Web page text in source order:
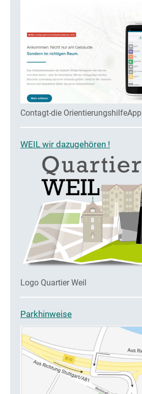
Contagt-die OrientierungshilfeApp
WEIL wir dazugehören !
Logo Quartier Weil
Parkhinweise